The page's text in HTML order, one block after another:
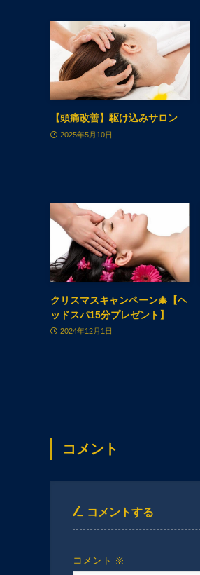
【頭痛改善】駆け込みサロン
2025年5月10日
クリスマスキャンペーン🎄【ヘ
ッドスパ15分プレゼント】
2024年12月1日
コメント
コメントする
コメント ※